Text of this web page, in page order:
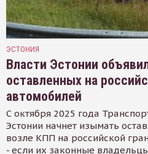
ЭСТОНИЯ
Власти Эстонии
оставленных на
автомобилей
С октября 2025 года
Эстонии начнет изымать
возле КПП на российской
- если их законные